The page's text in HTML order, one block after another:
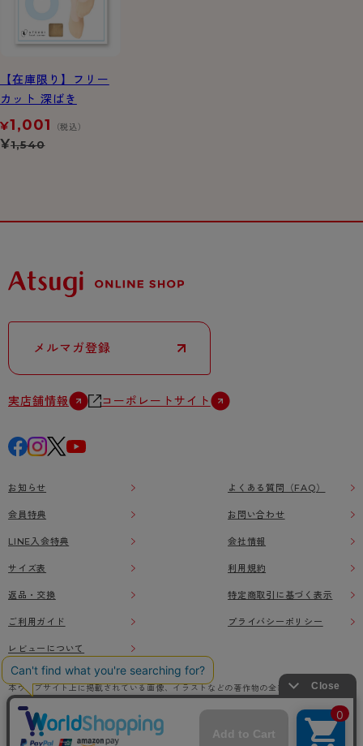
【在庫限り】フリー
カット 深ばき
¥1,001 （税込）
¥1,540
メルマガ登録
実店舗情報 コーポレートサイト
お知らせ
会員特典
LINE入会特典
サイズ表
返品・交換
ご利用ガイド
レビューについて
よくある質問（FAQ）
お問い合わせ
会社情報
利用規約
特定商取引に基づく表示
プライバシーポリシー
本ウェブサイト上に掲載されている画像、イラストなどの著作物の全部または一部をアツ